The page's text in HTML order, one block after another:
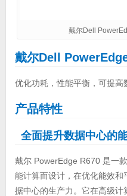
戴尔Dell
戴尔Dell
优化功耗，性能平衡，可提高
产品特性
全面提升数据中心的
戴尔 PowerEdge R670 是一
能计算而设计，在优化能效
据中心的生产力。它在高级